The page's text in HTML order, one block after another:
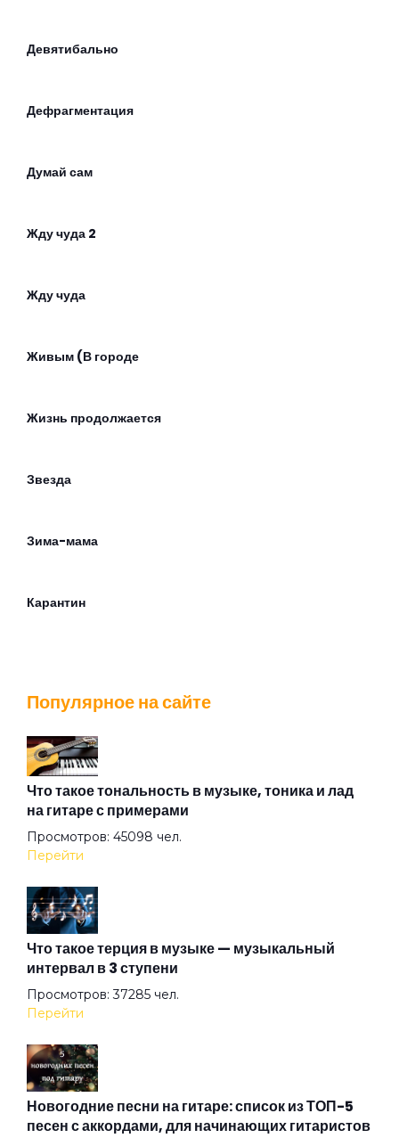
Девятибально
Дефрагментация
Думай сам
Жду чуда 2
Жду чуда
Живым (В городе
Жизнь продолжается
Звезда
Зима-мама
Карантин
Комната
Корабль
Лифт
Любовь во время чумы (feat. Ёлка)
Меломан
Популярное на сайте
Что такое тональность в музыке, тоника и лад
на гитаре с примерами
Просмотров: 45098 чел.
Перейти
Что такое терция в музыке — музыкальный
интервал в 3 ступени
Просмотров: 37285 чел.
Перейти
Новогодние песни на гитаре: список из ТОП-5
песен с аккордами, для начинающих гитаристов